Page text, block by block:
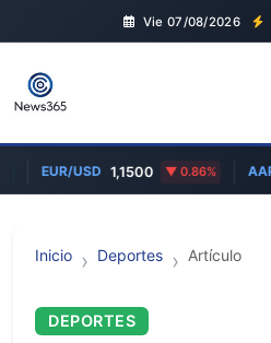
Vie 07/08/2026
EUR/USD 1,1500 0.86% AAPL
Inicio Deportes Artículo
DEPORTES